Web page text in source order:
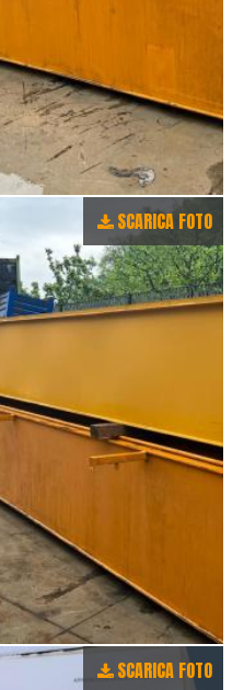
SCARICA FOTO
SCARICA FOTO